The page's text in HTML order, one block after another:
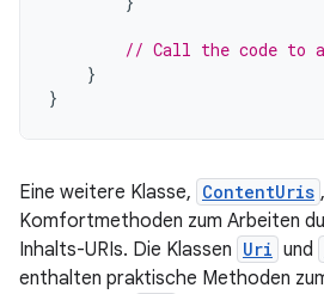
// Call the code to
}
}
Eine weitere Klasse, ContentUris
Komfortmethoden zum Arbeiten
Inhalts-URIs. Die Klassen Uri und
enthalten praktische Methoden